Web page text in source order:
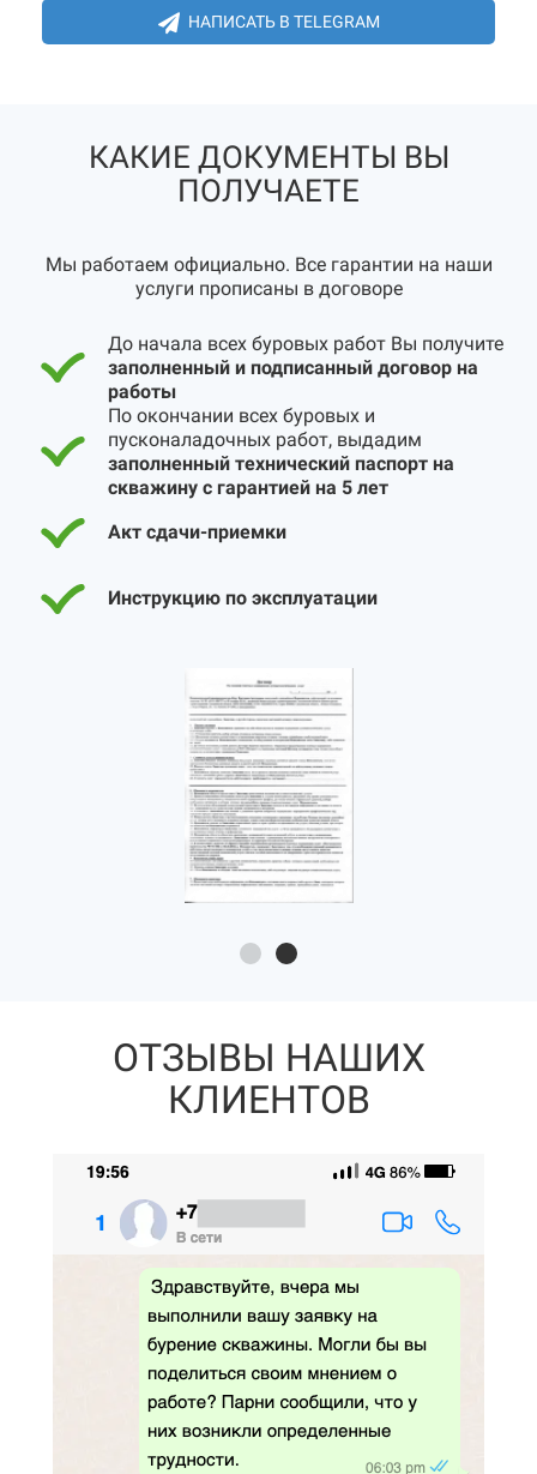
НАПИСАТЬ В TELEGRAM
КАКИЕ ДОКУМЕНТЫ ВЫ
ПОЛУЧАЕТЕ
Мы работаем официально. Все гарантии на наши
услуги прописаны в договоре
До начала всех буровых работ Вы получите
заполненный и подписанный договор на
работы
По окончании всех буровых и
пусконаладочных работ, выдадим
заполненный технический паспорт на
скважину с гарантией на 5 лет
Акт сдачи-приемки
Инструкцию по эксплуатации
ОТЗЫВЫ НАШИХ
КЛИЕНТОВ